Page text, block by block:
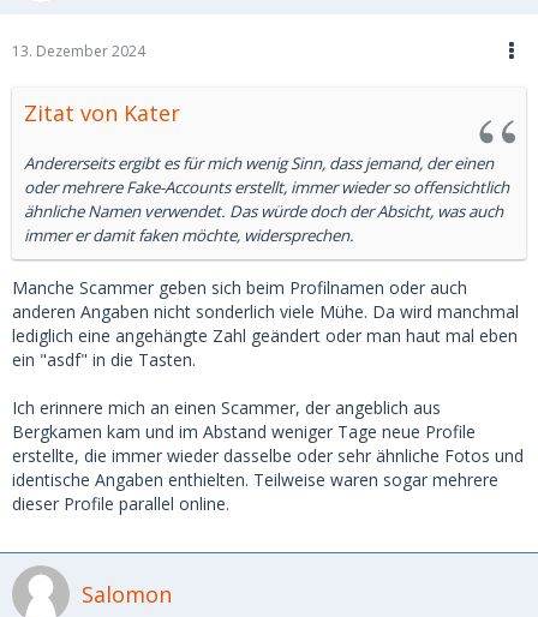
13. Dezember 2024
Zitat von Kater
Andererseits ergibt es für mich wenig Sinn, dass jemand, der einen
oder mehrere Fake-Accounts erstellt, immer wieder so offensichtlich
ähnliche Namen verwendet. Das würde doch der Absicht, was auch
immer er damit faken möchte, widersprechen.
Manche Scammer geben sich beim Profilnamen oder auch
anderen Angaben nicht sonderlich viele Mühe. Da wird manchmal
lediglich eine angehängte Zahl geändert oder man haut mal eben
ein "asdf" in die Tasten.
Ich erinnere mich an einen Scammer, der angeblich aus
Bergkamen kam und im Abstand weniger Tage neue Profile
erstellte, die immer wieder dasselbe oder sehr ähnliche Fotos und
identische Angaben enthielten. Teilweise waren sogar mehrere
dieser Profile parallel online.
Salomon